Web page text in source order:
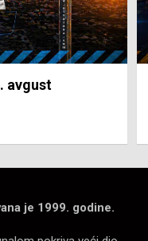
avgust
je 1999. godine.